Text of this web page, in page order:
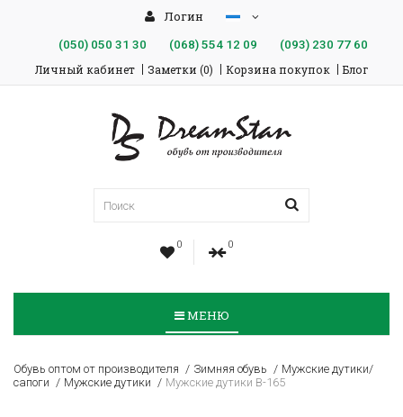
Логин
(050)050 31 30 (068)554 12 09 (093)230 77 60
Личный кабинет Заметки (0) Корзина покупок Блог
0 0
МЕНЮ
Обувь оптом от производителя Зимняя обувь
Мужские дутики/
сапоги
Мужские дутики Мужские дутики В-165